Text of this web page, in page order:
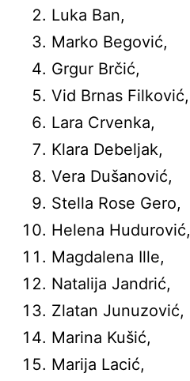
Luka Ban,
Marko Begović,
Grgur Brčić,
Vid Brnas Filković,
Lara Crvenka,
Klara Debeljak,
Vera Dušanović,
Stella Rose Gero,
Helena Hudurović,
Magdalena Ille,
Natalija Jandrić,
Zlatan Junuzović,
Marina Kušić,
Marija Lacić,